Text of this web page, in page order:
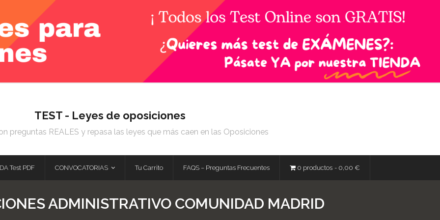
TEST - Leyes de oposiciones
preguntas REALES y repasa las leyes que más caen en las Oposiciones
Test PDF CONVOCATORIAS Tu Carrito FAQS – Preguntas Frecuentes 0 productos 0,00 €
ADMINISTRATIVO COMUNIDAD MADRID